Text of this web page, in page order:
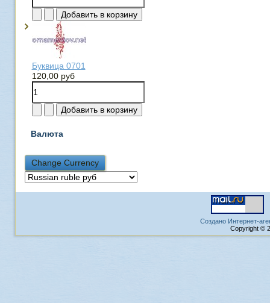
Буквица 0701
120,00 руб
Валюта
Создано Интернет-
Copyright ©